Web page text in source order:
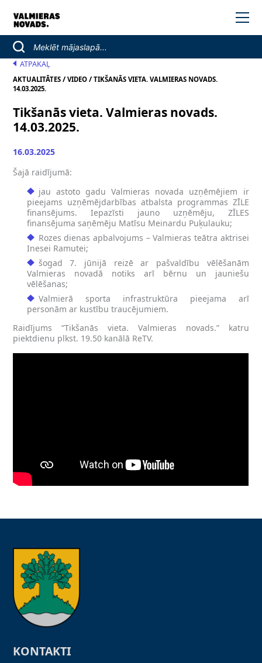
ATPAKAĻ
AKTUALITĀTES /VIDEO /TIKŠANĀS VIETA. VALMIERAS NOVADS.
14.03.2025.
Tikšanās vieta. Valmieras novads.
14.03.2025.
16.03.2025
Šajā raidījumā:
jau astoto gadu Valmieras novada uzņēmējiem ir
pieejams uzņēmējdarbības atbalsta programmas ZĪLE
finansējums. Iepazīsti jauno uzņēmēju, ZĪLES
finansējuma saņēmēju Matīsu Meinardu Puķulauku;
Rozes dienas apbalvojums – Valmieras teātra aktrisei
Inesei Ramutei;
šogad 7. jūnijā reizē ar pašvaldību vēlēšanām
Valmieras novadā notiks arī bērnu un jauniešu
vēlēšanas;
Valmierā sporta infrastruktūra pieejama arī
personām ar kustību traucējumiem.
Raidījums “Tikšanās vieta. Valmieras novads.” katru
piektdienu plkst. 19.50 kanālā ReTV.
KONTAKTI